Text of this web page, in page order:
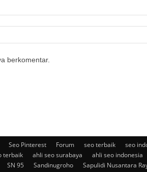
berkomentar.
Seo Pinterest Forum seo terbaik seo
terbaik ahli seo surabaya ahli seo indonesia
SN 95 Sandinugroho Sapulidi Nusantara